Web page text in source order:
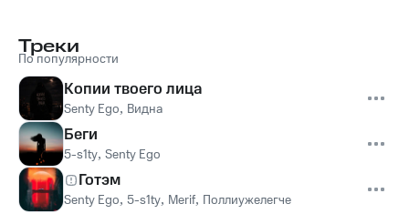
Треки
По популярности
Копии твоего лица
Senty Ego, Видна
Беги
5-s1ty, Senty Ego
Готэм
Senty Ego, 5-s1ty, Merif, Поллиужелегче